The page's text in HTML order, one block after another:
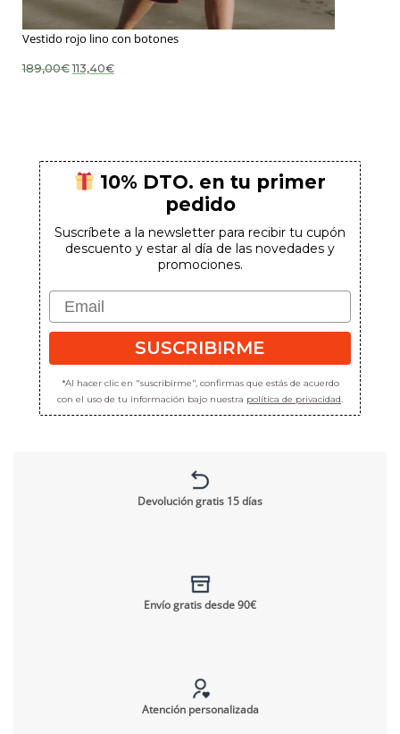
Vestido rojo lino con botones
189,00€El
precio
113,40€El
precio
10% DTO. en tu primer
pedido
Suscríbete a la newsletter para recibir tu cupón
descuento y estar al día de las novedades y
promociones.
Email
SUSCRIBIRME
*Al hacer clic en "suscribirme", confirmas que estás de acuerdo
con el uso de tu información bajo nuestra política de privacidad.
Devolución gratis 15 días
Envío gratis desde 90€
Atención personalizada